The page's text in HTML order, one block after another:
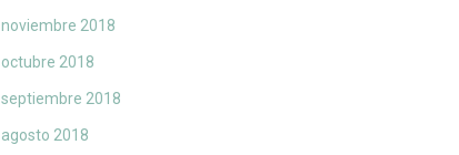
noviembre 2018
octubre 2018
septiembre 2018
agosto 2018